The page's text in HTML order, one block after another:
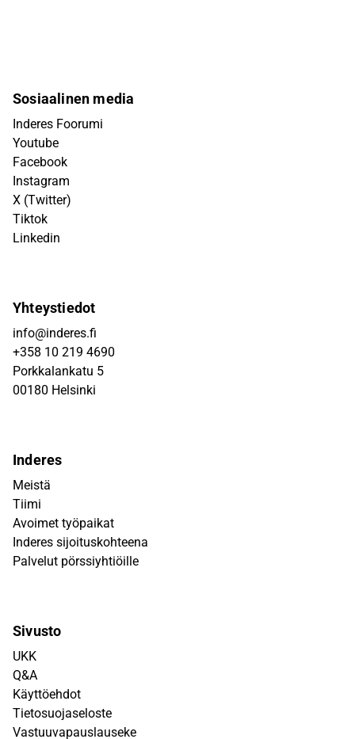
Sosiaalinen media
Inderes Foorumi
Youtube
Facebook
Instagram
X (Twitter)
Tiktok
Linkedin
Yhteystiedot
info@inderes.fi
+358 10 219 4690
Porkkalankatu 5
00180 Helsinki
Inderes
Meistä
Tiimi
Avoimet työpaikat
Inderes sijoituskohteena
Palvelut pörssiyhtiöille
Sivusto
UKK
Q&A
Käyttöehdot
Tietosuojaseloste
Vastuuvapauslauseke